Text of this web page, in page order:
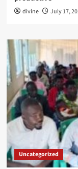
divine July 17,
Uncategorized